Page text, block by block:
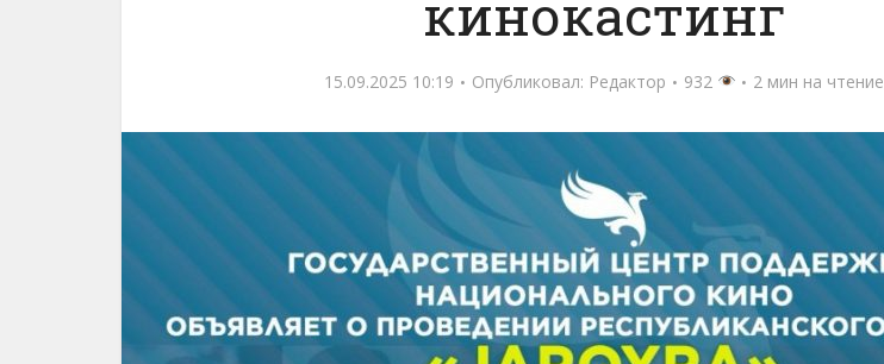
кинокастинг
15.09.2025 10:19 Опубликовал: Редактор 932 2 мин на чтение